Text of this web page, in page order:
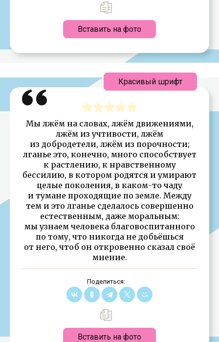
Вставить на фото
Мы лжём на словах, лжём движениями,
лжём из учтивости, лжём
из добродетели, лжём из порочности;
лганье это, конечно, много способствует
к растлению, к нравственному
бессилию, в котором родятся и умирают
целые поколения, в каком-то чаду
и тумане проходящие по земле. Между
тем и это лганье сделалось совершенно
естественным, даже моральным:
мы узнаем человека благовоспитанного
по тому, что никогда не добьёшься
от него, чтоб он откровенно сказал своё
мнение.
Поделиться:
Вставить на фото
Красивый шрифт